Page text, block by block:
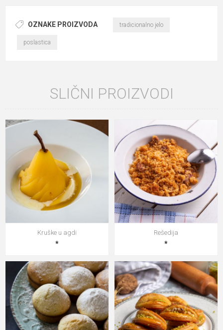
OZNAKE PROIZVODA tradicionalno jelo
poslastica
SLIČNI PROIZVODI
Kruške u agdi
*
Rešedija
*